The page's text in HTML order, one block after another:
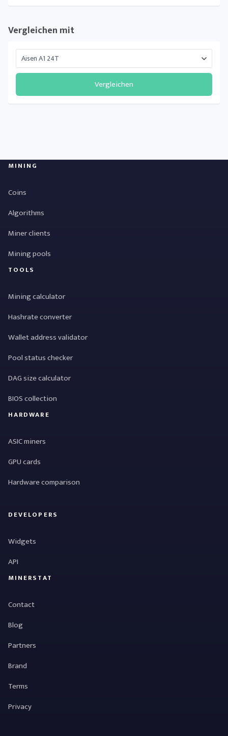
Vergleichen mit
Vergleichen
MINING
Coins
Algorithms
Miner clients
Mining pools
TOOLS
Mining calculator
Hashrate converter
Wallet address validator
Pool status checker
DAG size calculator
BIOS collection
HARDWARE
ASIC miners
GPU cards
Hardware comparison
DEVELOPERS
Widgets
API
MINERSTAT
Contact
Blog
Partners
Brand
Terms
Privacy